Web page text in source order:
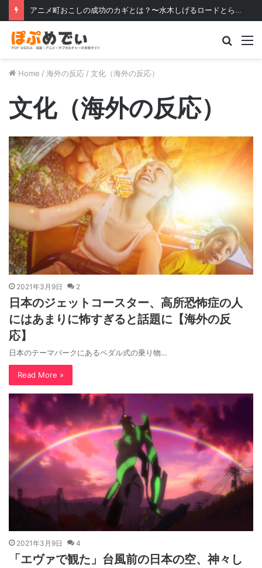
クールで素晴らしい日本のもう一つの顔
Home / 海外の反応 / 文化（海外の反応）
文化（海外の反応）
2021年3月9日 2
日本のジェットコースター、高所恐怖症の人
にはあまりに怖すぎると話題に【海外の反
応】
日本のテーマパークにあるペダル式の乗り物…
Read More »
2021年3月9日 4
「エヴァで観た」台風前の日本の空、神々し